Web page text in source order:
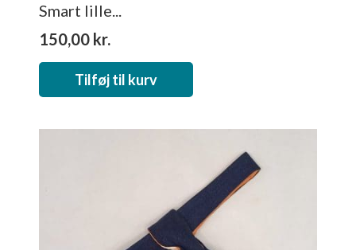
Smart lille...
150,00 kr.
Tilføj til kurv